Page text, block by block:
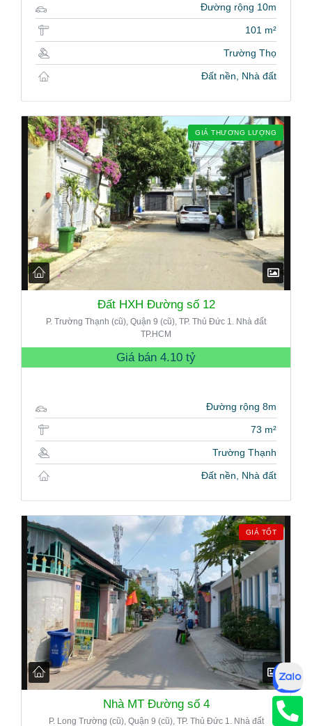
Đường rộng 10m
101 m²
Trường Thọ
Đất nền, Nhà đất
GIÁ THƯƠNG LƯỢNG
Đất HXH Đường số 12
P. Trường Thạnh (cũ), Quận 9 (cũ), TP. Thủ Đức 1. Nhà đất
TP.HCM
Giá bán 4.10 tỷ
Đường rộng 8m
73 m²
Trường Thạnh
Đất nền, Nhà đất
GIÁ TỐT
Nhà MT Đường số 4
P. Long Trường (cũ), Quận 9 (cũ), TP. Thủ Đức 1. Nhà đất